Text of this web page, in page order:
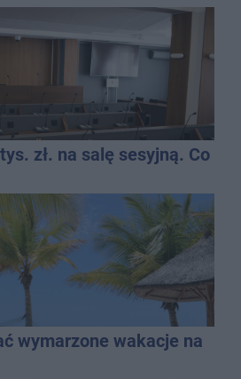
zł. na salę sesyjną. Co
wymarzone wakacje na